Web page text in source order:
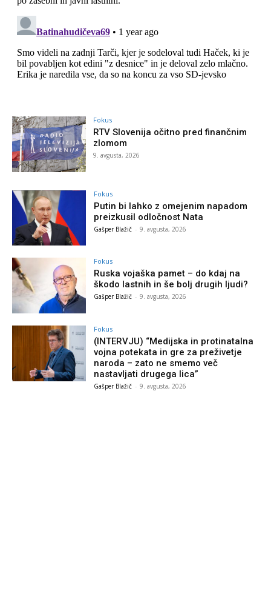
Fokus
RTV Slovenija očitno pred finančnim
zlomom
9. avgusta, 2026
Fokus
Putin bi lahko z omejenim napadom
preizkusil odločnost Nata
Gašper Blažič - 9. avgusta, 2026
Fokus
Ruska vojaška pamet – do kdaj na
škodo lastnih in še bolj drugih ljudi?
Gašper Blažič - 9. avgusta, 2026
Fokus
(INTERVJU) “Medijska in protinatalna
vojna potekata in gre za preživetje
naroda – zato ne smemo več
nastavljati drugega lica”
Gašper Blažič - 9. avgusta, 2026